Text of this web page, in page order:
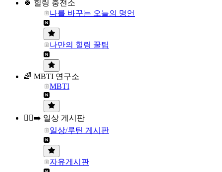
🍀 힐링 충전소
나를 바꾸는 오늘의 명언
나만의 힐링 꿀팁
🌈 MBTI 연구소
MBTI
🏃‍♀️‍➡️ 일상 게시판
일상/루틴 게시판
자유게시판